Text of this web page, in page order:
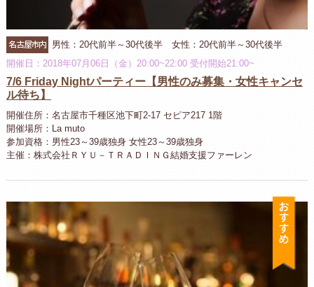
名古屋市内
男性：20代前半～30代後半 女性：20代前半～30代後半
開催日：2018年07月06日（金）20:00~22:00 受付開始21:00~
7/6 Friday Nightパーティー【男性のみ募集・女性キャンセ
ル待ち】
開催住所：名古屋市千種区池下町2-17 セピア217 1階
開催場所：La muto
参加資格：男性23～39歳独身 女性23～39歳独身
主催：株式会社ＲＹＵ－ＴＲＡＤＩＮＧ結婚支援ファーレン
お